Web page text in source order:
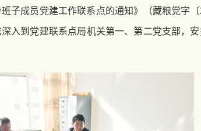
子成员党建工作联系点的通知》（藏粮党字〔
入到党建联系点局机关第一、第二党支部，